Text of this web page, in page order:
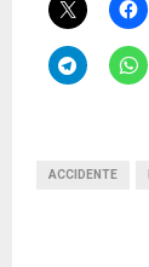
ACCIDENTE